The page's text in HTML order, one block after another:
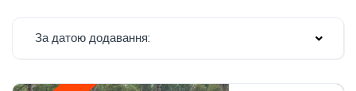
За датою додавання: